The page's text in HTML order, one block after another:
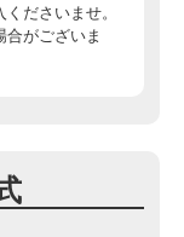
ださいませ。
がございま